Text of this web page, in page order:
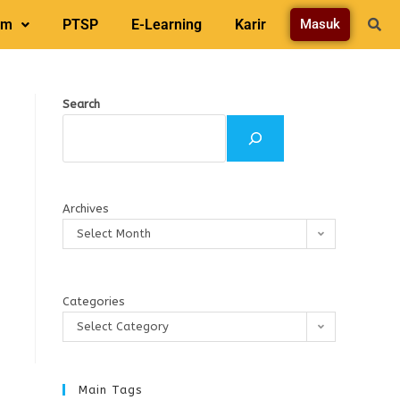
PTSP E-Learning Karir Masuk
Search
Archives
Select Month
Categories
Select Category
Main Tags